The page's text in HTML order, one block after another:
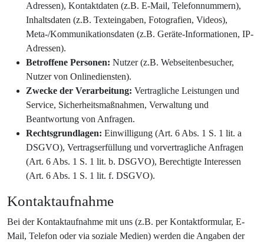
Adressen), Kontaktdaten (z.B. E-Mail, Telefonnummern),
Inhaltsdaten (z.B. Texteingaben, Fotografien, Videos),
Meta-/Kommunikationsdaten (z.B. Geräte-Informationen, IP-
Adressen).
Betroffene Personen: Nutzer (z.B. Webseitenbesucher,
Nutzer von Onlinediensten).
Zwecke der Verarbeitung: Vertragliche Leistungen und
Service, Sicherheitsmaßnahmen, Verwaltung und
Beantwortung von Anfragen.
Rechtsgrundlagen: Einwilligung (Art. 6 Abs. 1 S. 1 lit. a
DSGVO), Vertragserfüllung und vorvertragliche Anfragen
(Art. 6 Abs. 1 S. 1 lit. b. DSGVO), Berechtigte Interessen
(Art. 6 Abs. 1 S. 1 lit. f. DSGVO).
Kontaktaufnahme
Bei der Kontaktaufnahme mit uns (z.B. per Kontaktformular, E-
Mail, Telefon oder via soziale Medien) werden die Angaben der